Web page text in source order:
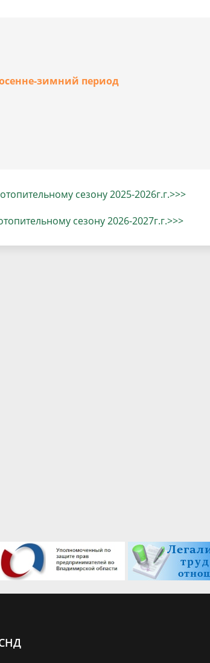
коррупции
зимний период
сезону 2025-2026г.г.>>>
сезону 2026-2027г.г.>>>